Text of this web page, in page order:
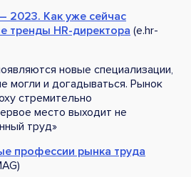
2023. Как уже сейчас
тренды HR-директора (e.hr-
новые специализации,
могли и догадываться. Рынок
стремительно
место выходит не
труд»
профессии рынка труда